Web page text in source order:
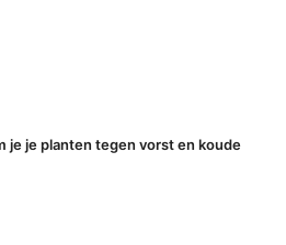
je je planten tegen vorst en koude